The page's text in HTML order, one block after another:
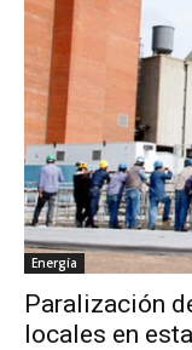
Energía
Paralización
locales en